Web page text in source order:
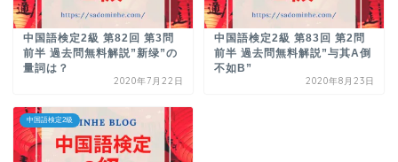
中国語検定2級 第82回 第3問
前半 過去問無料解説”新绿”の
量詞は？
2020年7月22日
中国語検定2級 第83回 第2問
前半 過去問無料解説”与其A倒
不如B”
2020年8月23日
中国語検定2級